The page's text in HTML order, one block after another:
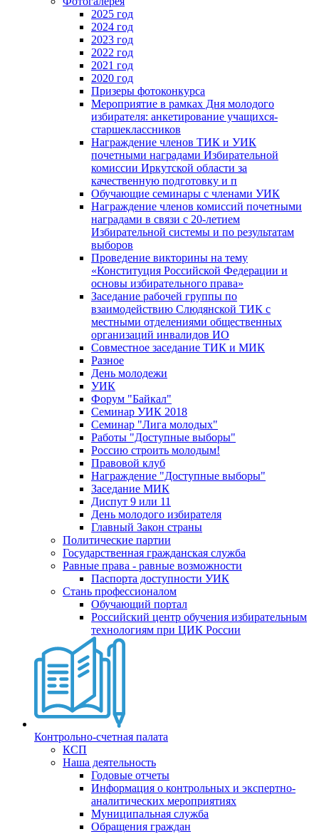
2025 год
2024 год
2023 год
2022 год
2021 год
2020 год
Призеры фотоконкурса
Мероприятие в рамках Дня молодого
избирателя: анкетирование учащихся-
старшеклассников
Награждение членов ТИК и УИК
почетными наградами Избирательной
комиссии Иркутской области за
качественную подготовку и п
Обучающие семинары с членами УИК
Награждение членов комиссий почетными
наградами в связи с 20-летием
Избирательной системы и по результатам
выборов
Проведение викторины на тему
«Конституция Российской Федерации и
основы избирательного права»
Заседание рабочей группы по
взаимодействию Слюдянской ТИК с
местными отделениями общественных
организаций инвалидов ИО
Совместное заседание ТИК и МИК
Разное
День молодежи
УИК
Форум "Байкал"
Семинар УИК 2018
Семинар "Лига молодых"
Работы "Доступные выборы"
Россию строить молодым!
Правовой клуб
Награждение "Доступные выборы"
Заседание МИК
Диспут 9 или 11
День молодого избирателя
Главный Закон страны
Политические партии
Государственная гражданская служба
Равные права - равные возможности
Паспорта доступности УИК
Стань профессионалом
Обучающий портал
Российский центр обучения избирательным
технологиям при ЦИК России
Контрольно-счетная палата
КСП
Наша деятельность
Годовые отчеты
Информация о контрольных и экспертно-
аналитических мероприятиях
Муниципальная служба
Обращения граждан